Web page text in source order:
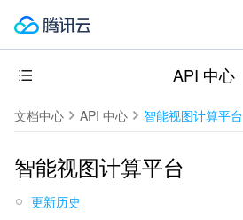
API 中心
文档中心 API 中心 智能视图计算平台
智能视图计算平台
更新历史